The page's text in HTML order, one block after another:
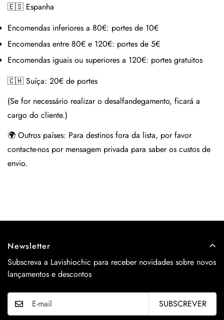
🇪🇸 Espanha
Encomendas inferiores a 80€: portes de 10€
Encomendas entre 80€ e 120€: portes de 5€
Encomendas iguais ou superiores a 120€: portes gratuitos
🇨🇭 Suíça: 20€ de portes
(Se for necessário realizar o desalfandegamento, ficará a
cargo do cliente.)
🌍 Outros países: Para destinos fora da lista, por favor
contacte-nos por mensagem privada para saber os custos de
envio.
Newsletter
Subscreva a Lavishiochic para receber novidades sobre novos
lançamentos e descontos
SUBSCREVER